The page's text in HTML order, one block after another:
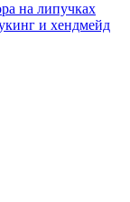
на липучках
и хендмейд